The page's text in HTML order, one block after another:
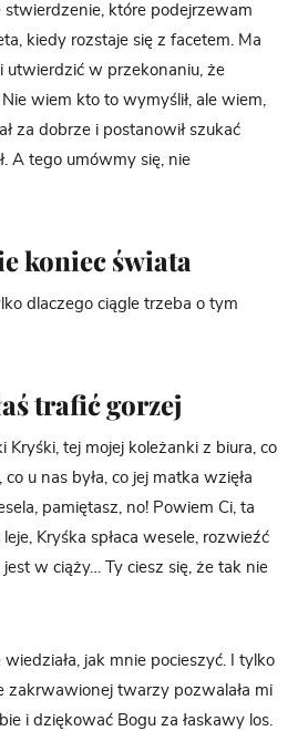
stwierdzenie, które podejrzewam
kiedy rozstaje się z facetem. Ma
utwierdzić w przekonaniu, że
Nie wiem kto to wymyślił, ale wiem,
za dobrze i postanowił szukać
A tego umówmy się, nie
koniec świata
dlaczego ciągle trzeba o tym
trafić gorzej
Kryśki, tej mojej koleżanki z biura, co
u nas była, co jej matka wzięła
pamiętasz, no! Powiem Ci, ta
Kryśka spłaca wesele, rozwieźć
w ciąży… Ty ciesz się, że tak nie
wiedziała, jak mnie pocieszyć. I tylko
zakrwawionej twarzy pozwalała mi
i dziękować Bogu za łaskawy los.